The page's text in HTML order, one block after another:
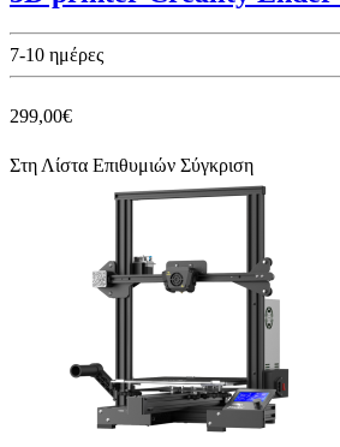
7-10 ημέρες
299,00€
Στη Λίστα Επιθυμιών Σύγκριση